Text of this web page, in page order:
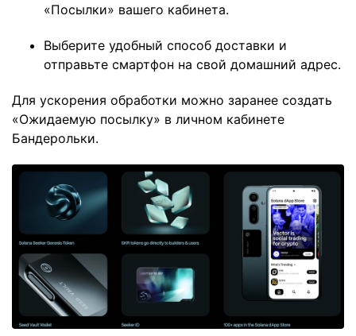
«Посылки» вашего кабинета.
Выберите удобный способ доставки и
отправьте смартфон на свой домашний адрес.
Для ускорения обработки можно заранее создать
«Ожидаемую посылку» в личном кабинете
Бандерольки.